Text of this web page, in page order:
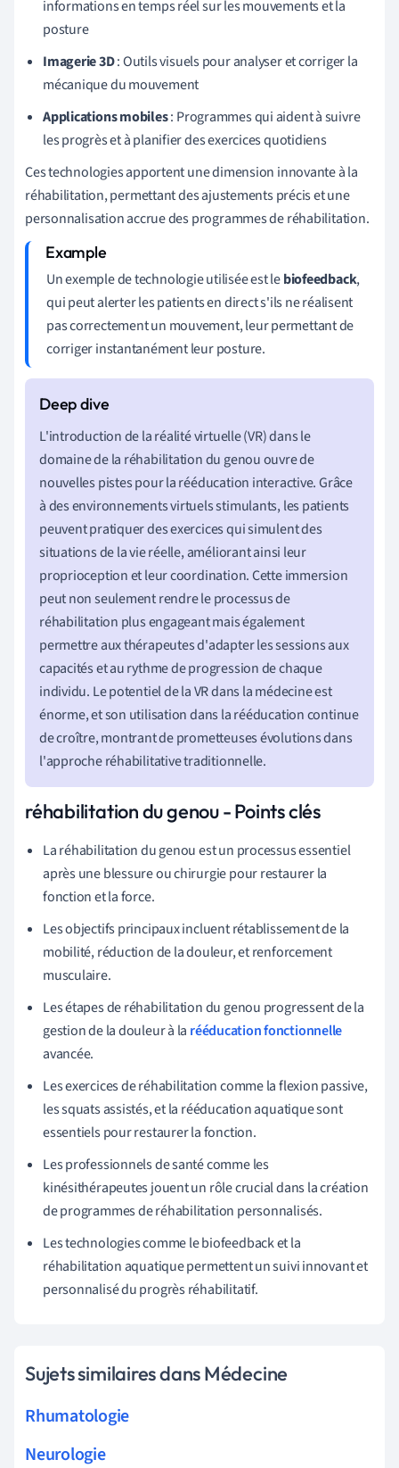
informations en temps réel sur les mouvements et la
posture
Imagerie 3D: Outils visuels pour analyser et corriger la
mécanique du mouvement
Applications mobiles: Programmes qui aident à suivre
les progrès et à planifier des exercices quotidiens
Ces technologies apportent une dimension innovante à la
réhabilitation, permettant des ajustements précis et une
personnalisation accrue des programmes de réhabilitation.
Un exemple de technologie utilisée est lebiofeedback,
qui peut alerter les patients en direct s'ils ne réalisent
pas correctement un mouvement, leur permettant de
corriger instantanément leur posture.
L'introduction de la réalité virtuelle (VR) dans le
domaine de la réhabilitation du genou ouvre de
nouvelles pistes pour la rééducation interactive. Grâce
à des environnements virtuels stimulants, les patients
peuvent pratiquer des exercices qui simulent des
situations de la vie réelle, améliorant ainsi leur
proprioception et leur coordination. Cette immersion
peut non seulement rendre le processus de
réhabilitation plus engageant mais également
permettre aux thérapeutes d'adapter les sessions aux
capacités et au rythme de progression de chaque
individu. Le potentiel de la VR dans la médecine est
énorme, et son utilisation dans la rééducation continue
de croître, montrant de prometteuses évolutions dans
l'approche réhabilitative traditionnelle.
réhabilitation du genou - Points clés
La réhabilitation du genou est un processus essentiel
après une blessure ou chirurgie pour restaurer la
fonction et la force.
Les objectifs principaux incluent rétablissement de la
mobilité, réduction de la douleur, et renforcement
musculaire.
Les étapes de réhabilitation du genou progressent de la
gestion de la douleur à la rééducation fonctionnelle
avancée.
Les exercices de réhabilitation comme la flexion passive,
les squats assistés, et la rééducation aquatique sont
essentiels pour restaurer la fonction.
Les professionnels de santé comme les
kinésithérapeutes jouent un rôle crucial dans la création
de programmes de réhabilitation personnalisés.
Les technologies comme le biofeedback et la
réhabilitation aquatique permettent un suivi innovant et
personnalisé du progrès réhabilitatif.
Sujets similaires dans Médecine
Rhumatologie
Neurologie